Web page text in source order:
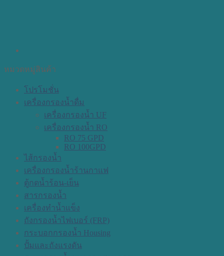
หมวดหมู่สินค้า
โปรโมชั่น
เครื่องกรองน้ำดื่ม
เครื่องกรองน้ำ UF
เครื่องกรองน้ำ RO
RO 75 GPD
RO 100GPD
ไส้กรองน้ำ
เครื่องกรองน้ำร้านกาแฟ
ตู้กดน้ำร้อน-เย็น
สารกรองน้ำ
เครื่องทำน้ำแข็ง
ถังกรองน้ำไฟเบอร์ (FRP)
กระบอกกรองน้ำ Housing
ปั้มและถังแรงดัน